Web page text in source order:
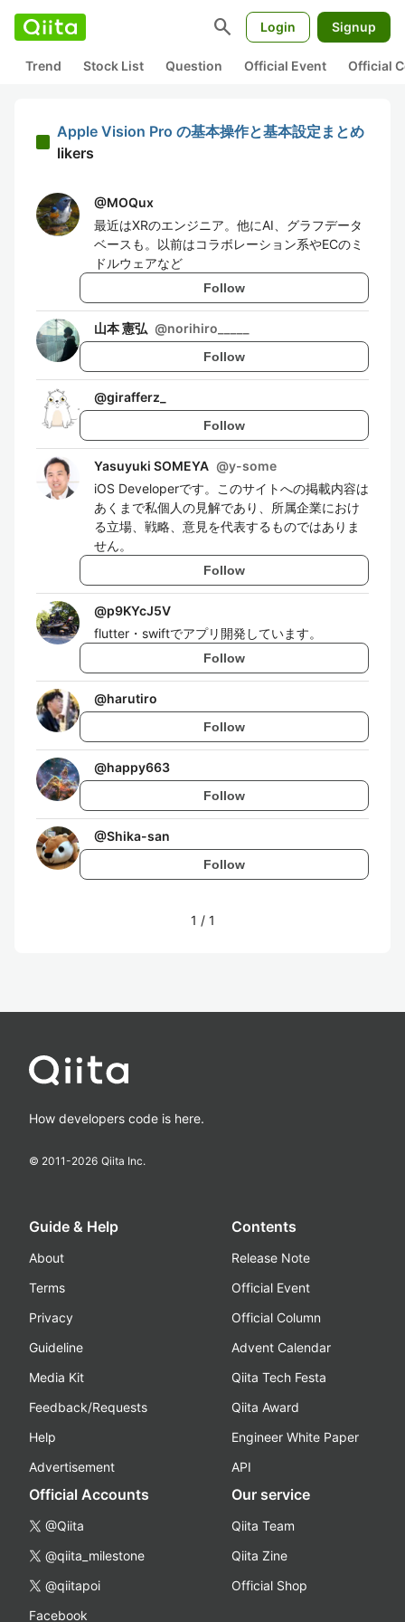
search Login Signup
Trend Stock List Question Official Event Official
Apple Vision Pro の基本操作と基本設定まとめ
likers
@MOQux
最近はXRのエンジニア。他にAI、グラフデータ
ベースも。以前はコラボレーション系やECのミ
ドルウェアなど
Follow
山本 憲弘 @norihiro_____
Follow
@girafferz_
Follow
Yasuyuki SOMEYA @y-some
iOS Developerです。このサイトへの掲載内容は
あくまで私個人の見解であり、所属企業におけ
る立場、戦略、意見を代表するものではありま
せん。
Follow
@p9KYcJ5V
flutter・swiftでアプリ開発しています。
Follow
@harutiro
Follow
@happy663
Follow
@Shika-san
Follow
1 / 1
How developers code is here.
© 2011-2026 Qiita Inc.
Guide & Help
About
Terms
Privacy
Guideline
Media Kit
Feedback/Requests
Help
Advertisement
Contents
Release Note
Official Event
Official Column
Advent Calendar
Qiita Tech Festa
Qiita Award
Engineer White Paper
API
Official Accounts
@Qiita
@qiita_milestone
@qiitapoi
Facebook
Our service
Qiita Team
Qiita Zine
Official Shop